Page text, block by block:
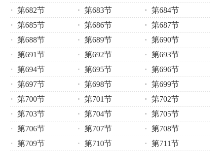
第682节
第683节
第684节
第685节
第686节
第687节
第688节
第689节
第690节
第691节
第692节
第693节
第694节
第695节
第696节
第697节
第698节
第699节
第700节
第701节
第702节
第703节
第704节
第705节
第706节
第707节
第708节
第709节
第710节 第711节